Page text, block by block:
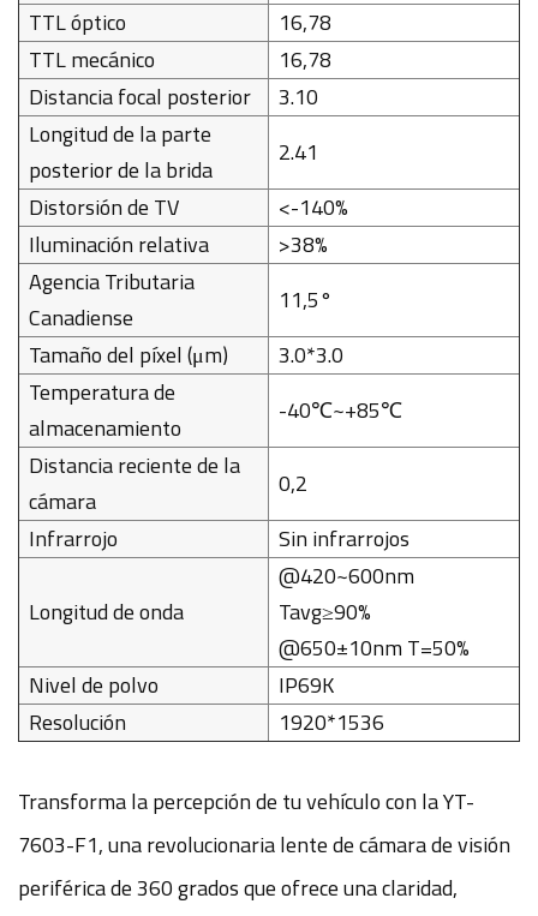
TTL óptico
16,78
TTL mecánico
16,78
Distancia focal posterior
3.10
Longitud de la parte
posterior de la brida
2.41
Distorsión de TV
<-140%
Iluminación relativa
>38%
Agencia Tributaria
Canadiense
11,5°
Tamaño del píxel (μm)
3.0*3.0
Temperatura de
almacenamiento
-40℃~+85℃
Distancia reciente de la
cámara
0,2
Infrarrojo
Sin infrarrojos
Longitud de onda
@420~600nm
Tavg≥90%
@650±10nm T=50%
Nivel de polvo
IP69K
Resolución
1920*1536
Transforma la percepción de tu vehículo con la YT-
7603-F1, una revolucionaria lente de cámara de visión
periférica de 360 ​​grados que ofrece una claridad,